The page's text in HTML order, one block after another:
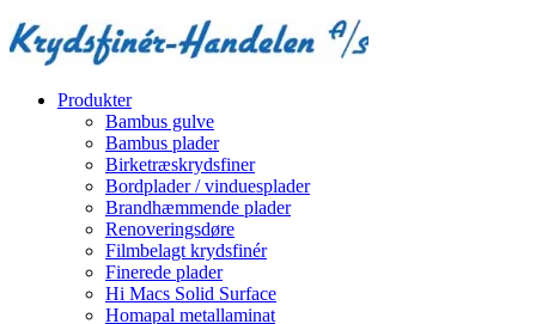
Produkter
Bambus gulve
Bambus plader
Birketræskrydsfiner
Bordplader / vinduesplader
Brandhæmmende plader
Renoveringsdøre
Filmbelagt krydsfinér
Finerede plader
Hi Macs Solid Surface
Homapal metallaminat